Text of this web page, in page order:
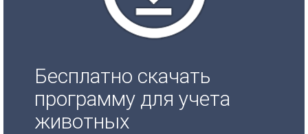
Бесплатно скачать
программу для учета
животных